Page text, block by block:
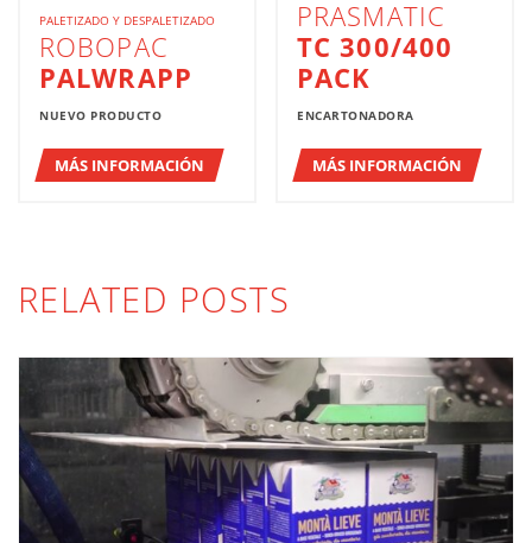
PALETIZADO Y DESPALETIZADO
ROBOPAC
PALWRAPP
NUEVO PRODUCTO
MÁS INFORMACIÓN
PRASMATIC
TC 300/400
PACK
ENCARTONADORA
MÁS INFORMACIÓN
RELATED POSTS